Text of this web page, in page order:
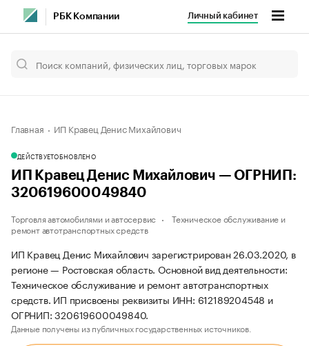
РБК Компании Личный кабинет
Главная ИП Кравец Денис Михайлович
ДЕЙСТВУЕТОБНОВЛЕНО
ИП Кравец Денис Михайлович — ОГРНИП:
320619600049840
Торговля автомобилями и автосервис
Техническое обслуживание и
ремонт автотранспортных средств
ИП Кравец Денис Михайлович зарегистрирован 26.03.2020, в
регионе — Ростовская область. Основной вид деятельности:
Техническое обслуживание и ремонт автотранспортных
средств. ИП присвоены реквизиты ИНН: 612189204548 и
ОГРНИП: 320619600049840.
Данные получены из публичных государственных источников.